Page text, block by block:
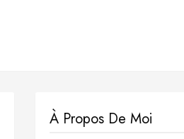
À Propos De Moi